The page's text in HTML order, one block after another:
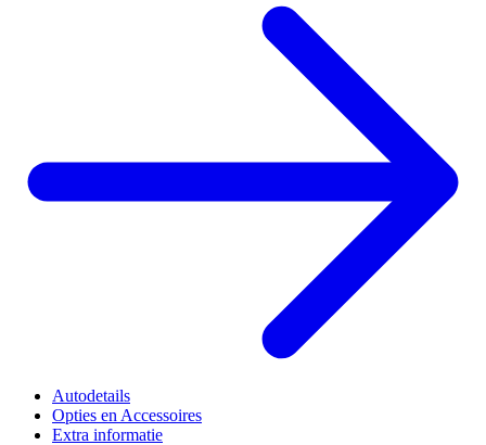
Autodetails
Opties en Accessoires
Extra informatie